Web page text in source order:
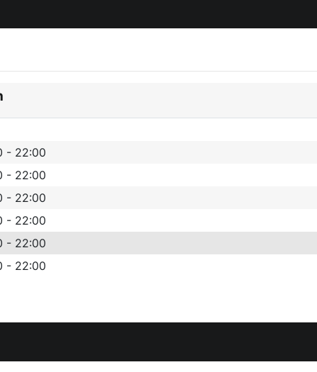
- 22:00
- 22:00
- 22:00
- 22:00
- 22:00
- 22:00